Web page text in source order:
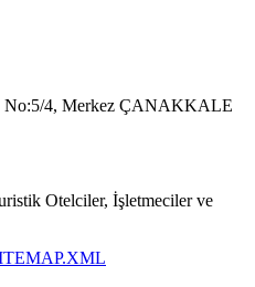
No:5/4, Merkez ÇANAKKALE
Otelciler, İşletmeciler ve